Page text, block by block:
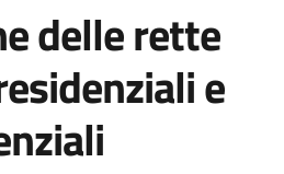
delle rette
e